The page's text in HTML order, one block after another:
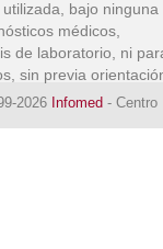
bajo ninguna
médicos,
de laboratorio, ni
sin previa
2026 Infomed - Centro